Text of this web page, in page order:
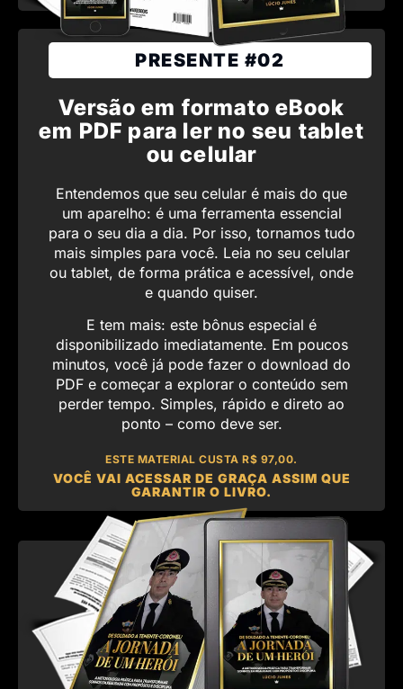
PRESENTE #02
Versão em formato eBook
em PDF para ler no seu tablet
ou celular
Entendemos que seu celular é mais do que
um aparelho: é uma ferramenta essencial
para o seu dia a dia. Por isso, tornamos tudo
mais simples para você. Leia no seu celular
ou tablet, de forma prática e acessível, onde
e quando quiser.
E tem mais: este bônus especial é
disponibilizado imediatamente. Em poucos
minutos, você já pode fazer o download do
PDF e começar a explorar o conteúdo sem
perder tempo. Simples, rápido e direto ao
ponto – como deve ser.
ESTE MATERIAL CUSTA R$ 97,00.
VOCÊ VAI ACESSAR DE GRAÇA ASSIM QUE
GARANTIR O LIVRO.